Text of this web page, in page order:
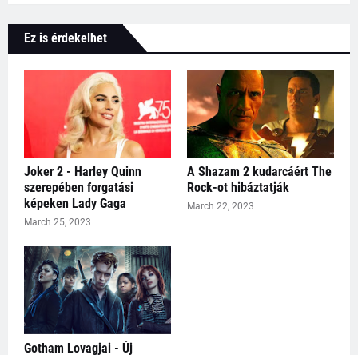
Ez is érdekelhet
Joker 2 - Harley Quinn
szerepében forgatási
képeken Lady Gaga
March 25, 2023
A Shazam 2 kudarcáért The
Rock-ot hibáztatják
March 22, 2023
Gotham Lovagjai - Új